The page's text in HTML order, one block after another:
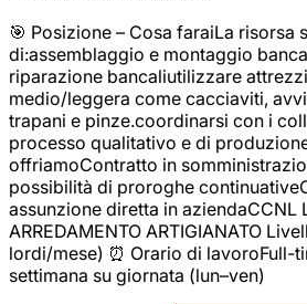
🎯 Posizione – Cosa faraiLa risorsa
di:assemblaggio e montaggio
riparazione bancaliutilizzare
medio/leggera come cacciaviti,
trapani e pinze.coordinarsi con i
processo qualitativo e di
offriamoContratto in
possibilità di proroghe
assunzione diretta in aziendaCCNL
ARREDAMENTO ARTIGIANATO
lordi/mese) ⏰ Orario di lavoroFull-
settimana su giornata (lun–ven)